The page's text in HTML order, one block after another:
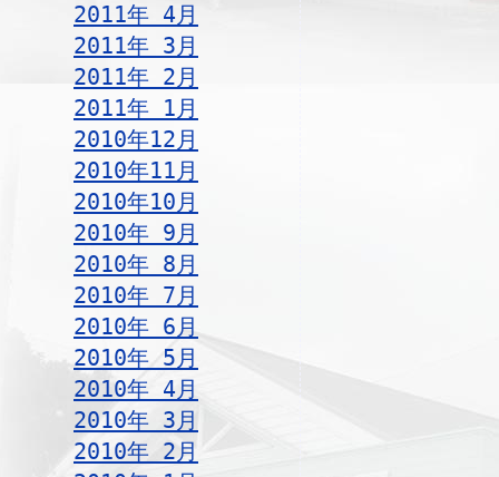
2011年 4月
2011年 3月
2011年 2月
2011年 1月
2010年12月
2010年11月
2010年10月
2010年 9月
2010年 8月
2010年 7月
2010年 6月
2010年 5月
2010年 4月
2010年 3月
2010年 2月